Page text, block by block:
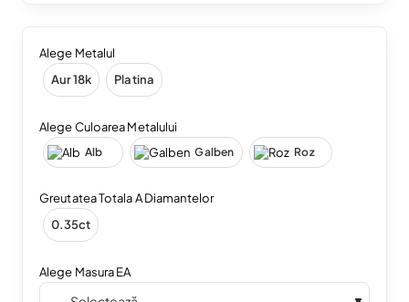
Alege Metalul
Aur 18k
Platina
Alege Culoarea Metalului
Alb Galben Roz
Greutatea Totala A Diamantelor
0.35ct
Alege Masura EA